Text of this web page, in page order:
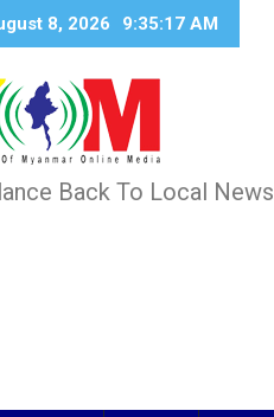
8, 2026 9:35:19 AM
Back To Local News